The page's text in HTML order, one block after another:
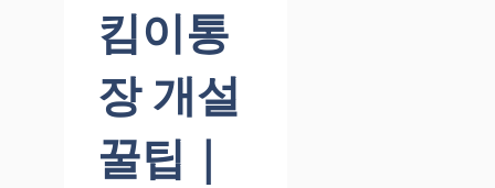
킴이통
장 개설
꿀팁｜